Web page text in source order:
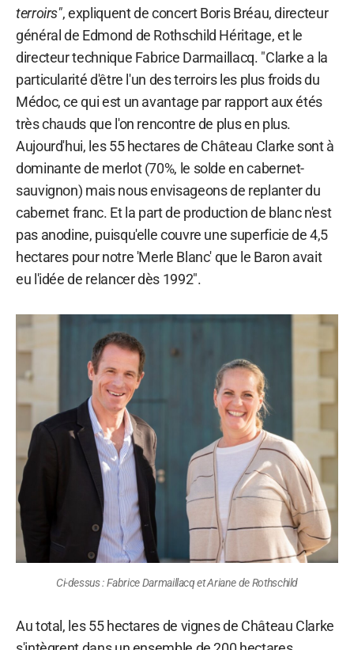
terroirs", expliquent de concert Boris Bréau, directeur
général de Edmond de Rothschild Héritage, et le
directeur technique Fabrice Darmaillacq. "Clarke a la
particularité d'être l'un des terroirs les plus froids du
Médoc, ce qui est un avantage par rapport aux étés
très chauds que l'on rencontre de plus en plus.
Aujourd'hui, les 55 hectares de Château Clarke sont à
dominante de merlot (70%, le solde en cabernet-
sauvignon) mais nous envisageons de replanter du
cabernet franc. Et la part de production de blanc n'est
pas anodine, puisqu'elle couvre une superficie de 4,5
hectares pour notre 'Merle Blanc' que le Baron avait
eu l'idée de relancer dès 1992".
Ci-dessus : Fabrice Darmaillacq et Ariane de Rothschild
Au total, les 55 hectares de vignes de Château Clarke